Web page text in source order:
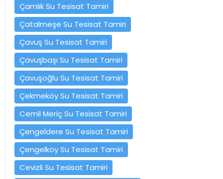
Çamlık Su Tesisat Tamiri
Çatalmeşe Su Tesisat Tamiri
Çavuş Su Tesisat Tamiri
Çavuşbaşı Su Tesisat Tamiri
Çavuşoğlu Su Tesisat Tamiri
Çekmeköy Su Tesisat Tamiri
Cemil Meriç Su Tesisat Tamiri
Çengeldere Su Tesisat Tamiri
Çengelköy Su Tesisat Tamiri
Cevizli Su Tesisat Tamiri